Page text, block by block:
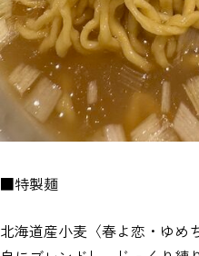
■特製麺
北海道産小麦〈春よ恋・ゆめ